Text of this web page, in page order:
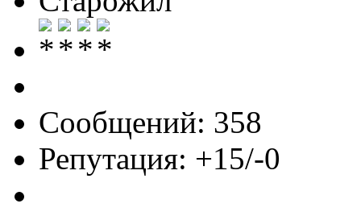
Сообщений: 358
Репутация: +15/-0